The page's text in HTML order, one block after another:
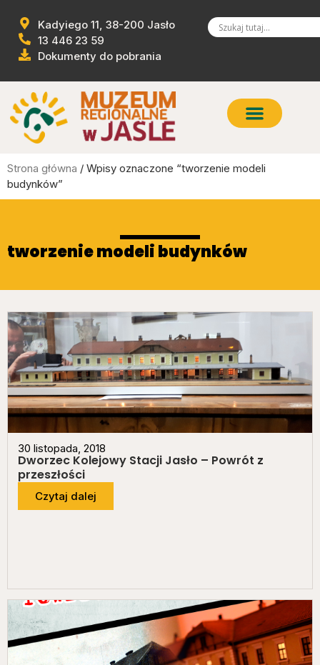
Kadyiego 11, 38-200 Jasło
13 446 23 59
Dokumenty do pobrania
Strona główna / Wpisy oznaczone “tworzenie modeli
budynków”
tworzenie modeli budynków
30 listopada, 2018
Dworzec Kolejowy Stacji Jasło – Powrót z
przeszłości
Czytaj dalej